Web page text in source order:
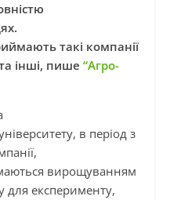
такі компанії
інші, пише “Агро-
в період з
вирощуванням
для експерименту,